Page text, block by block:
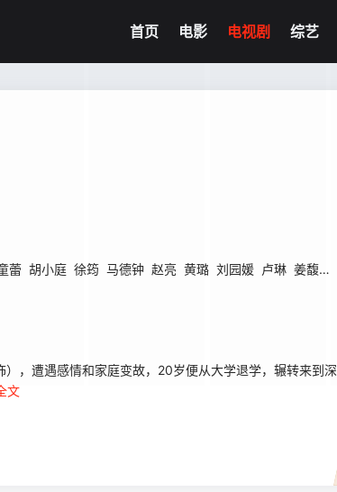
首页 电影 电视剧 综艺
蕾 胡小庭 徐筠 马德钟 赵亮 黄璐 刘园媛 卢琳 姜馥颐
，遭遇感情和家庭变故，20岁便从大学退学，辗转来到深
文